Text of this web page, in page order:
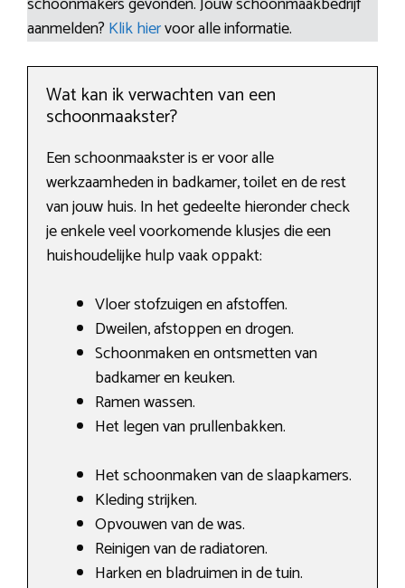
aanmelden? Klik hiervoor alle informatie.
Wat kan ik verwachten van een
schoonmaakster?
Een schoonmaakster is er voor alle
werkzaamheden in badkamer, toilet en de rest
van jouw huis. In het gedeelte hieronder check
je enkele veel voorkomende klusjes die een
huishoudelijke hulp vaak oppakt:
Vloer stofzuigen en afstoffen.
Dweilen, afstoppen en drogen.
Schoonmaken en ontsmetten van
badkamer en keuken.
Ramen wassen.
Het legen van prullenbakken.
Het schoonmaken van de slaapkamers.
Kleding strijken.
Opvouwen van de was.
Reinigen van de radiatoren.
Harken en bladruimen in de tuin.